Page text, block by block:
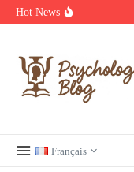
Aller au contenu
Hot News
manquer
Français